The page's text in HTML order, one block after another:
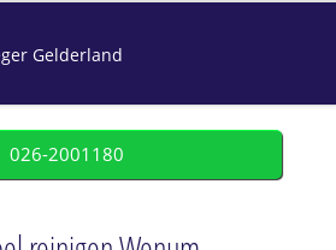
Gelderland
026-2001180